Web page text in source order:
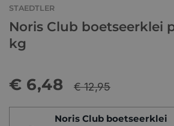
STAEDTLER
Noris Club boetseerklei
kg
€ 6,48 € 12,95
Noris Club boetseerklei